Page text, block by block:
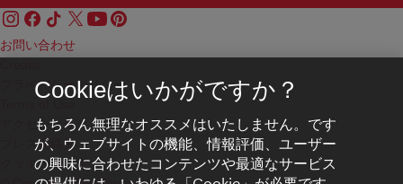
お問い合わせ
プライバシーポリシー
アクセシビリティ
プレス連絡先
クッキーの設定
Cookieはいかがですか？
もちろん無理なオススメはいたしません。です
が、ウェブサイトの機能、情報評価、ユーザー
の興味に合わせたコンテンツや最適なサービス